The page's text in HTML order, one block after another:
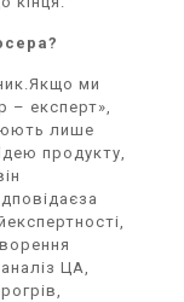
ми
– експерт»,
лише
продукту,
ЦА,